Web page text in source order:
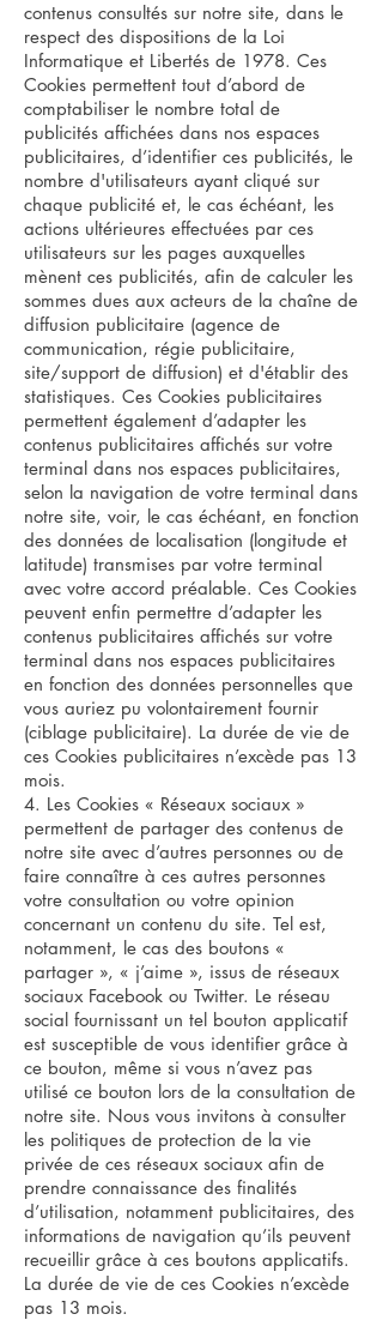
contenus consultés sur notre site, dans le
respect des dispositions de la Loi
Informatique et Libertés de 1978. Ces
Cookies permettent tout d’abord de
comptabiliser le nombre total de
publicités affichées dans nos espaces
publicitaires, d’identifier ces publicités, le
nombre d'utilisateurs ayant cliqué sur
chaque publicité et, le cas échéant, les
actions ultérieures effectuées par ces
utilisateurs sur les pages auxquelles
mènent ces publicités, afin de calculer les
sommes dues aux acteurs de la chaîne de
diffusion publicitaire (agence de
communication, régie publicitaire,
site/support de diffusion) et d'établir des
statistiques. Ces Cookies publicitaires
permettent également d’adapter les
contenus publicitaires affichés sur votre
terminal dans nos espaces publicitaires,
selon la navigation de votre terminal dans
notre site, voir, le cas échéant, en fonction
des données de localisation (longitude et
latitude) transmises par votre terminal
avec votre accord préalable. Ces Cookies
peuvent enfin permettre d’adapter les
contenus publicitaires affichés sur votre
terminal dans nos espaces publicitaires
en fonction des données personnelles que
vous auriez pu volontairement fournir
(ciblage publicitaire). La durée de vie de
ces Cookies publicitaires n’excède pas 13
mois.
4. Les Cookies « Réseaux sociaux »
permettent de partager des contenus de
notre site avec d’autres personnes ou de
faire connaître à ces autres personnes
votre consultation ou votre opinion
concernant un contenu du site. Tel est,
notamment, le cas des boutons «
partager », « j’aime », issus de réseaux
sociaux Facebook ou Twitter. Le réseau
social fournissant un tel bouton applicatif
est susceptible de vous identifier grâce à
ce bouton, même si vous n’avez pas
utilisé ce bouton lors de la consultation de
notre site. Nous vous invitons à consulter
les politiques de protection de la vie
privée de ces réseaux sociaux afin de
prendre connaissance des finalités
d’utilisation, notamment publicitaires, des
informations de navigation qu’ils peuvent
recueillir grâce à ces boutons applicatifs.
La durée de vie de ces Cookies n’excède
pas 13 mois.